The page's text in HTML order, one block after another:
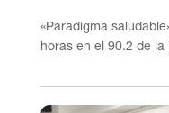
«Paradigma
horas en el 90.2 de la